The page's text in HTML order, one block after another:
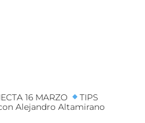
16 MARZO
TIPS
Alejandro Altamirano